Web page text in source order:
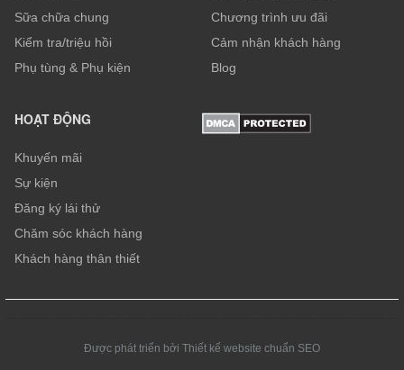
Sữa chữa chung
Kiểm tra/triệu hồi
Phụ tùng & Phụ kiện
Chương trình ưu đãi
Cảm nhận khách hàng
Blog
HOẠT ĐỘNG
Khuyến mãi
Sự kiện
Đăng ký lái thử
Chăm sóc khách hàng
Khách hàng thân thiết
Được phát triển bởi Thiết kế website chuẩn SEO